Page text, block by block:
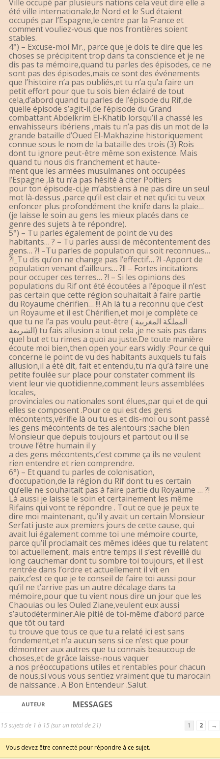
Ville occupé par plusieurs nations cela veut dire elle a
été ville internationale,le Nord et le Sud étaient
occupés par l’Espagne,le centre par la France et
comment vouliez-vous que nos frontières soient
stables.
4°) – Excuse-moi Mr., parce que je dois te dire que les
choses se précipitent trop dans ta conscience et je ne
dis pas ta mémoire,quand tu parles des épisodes, ce ne
sont pas des épisodes,mais ce sont des événements
que l’histoire n’a pas oubliés,et tu n’a qu’a faire un
petit effort pour que tu sois bien éclairé de tout
cela,d’abord quand tu parles de l’épisode du Rif,de
quelle épisode s’agit-il,de l’épisode du Grand
combattant Abdelkrim El-Khatib lorsqu’il a chassé les
envahisseurs ibériens ,mais tu n’a pas dis un mot de la
grande bataille d’Oued El-Makhazine historiquement
connue sous le nom de la bataille des trois (3) Rois
dont tu ignore peut-être même son existence. Mais
quand tu nous dis franchement et haute-
ment que les armées musulmanes ont occupées
l’Espagne ,là tu n’a pas hésité à citer Poitiers
pour ton épisode-ci,je m’abstiens à ne pas dire un seul
mot là-dessus ,parce qu’il est clair et net qu’ici tu veux
enfoncer plus profondément the knife dans la plaie…
(je laisse le soin au gens les mieux placés dans ce
genre des sujets à te répondre).
5°) – Tu parles également de point de vu des
habitants… ? – Tu parles aussi de mécontentement des
gens… ?! –Tu parles de population qui soit reconnues…
?!_Tu dis qu’on ne change pas l’effectif… ?! -Apport de
population venant d’ailleurs… ?!! – Fortes incitations
pour occuper ces terres… ?! – Si les opinions des
populations du Rif ont été écoutées a l’époque il n’est
pas certain que cette région souhaitait à faire partie
du Royaume chérifien… !!! Ah là tu a reconnu que c’est
un Royaume et il est Chérifien,et moi je complète ce
que tu ne l’a pas voulu peut-être ( المملكة المغربية
الشريفة) tu fais allusion a tout cela ,je ne sais pas dans
quel but et tu rimes a quoi au juste.De toute manière
écoute moi bien,then open your ears widly :Pour ce qui
concerne le point de vu des habitants auxquels tu fais
allusion,il a été dit, fait et entendu,tu n’a qu’à faire une
petite foulée sur place pour constater comment ils
vient leur vie quotidienne,comment leurs assemblées
locales,
provinciales ou nationales sont élues,par qui et de qui
elles se composent .Pour ce qui est des gens
mécontents,vérifie là ou tu es et dis-moi ou sont passé
les gens mécontents de tes alentours ;sache bien
Monsieur que depuis toujours et partout ou il se
trouve l’être humain il y
a des gens mécontents,c’est comme ça ils ne veulent
rien entendre et rien comprendre.
6°) – Et quand tu parles de colonisation,
d’occupation,de la région du Rif dont tu es certain
qu’elle ne souhaitait pas à faire partie du Royaume … ?!
Là aussi je laisse le soin et certainement les même
Rifains qui vont te répondre . Tout ce que je peux te
dire moi maintenant, qu’il y avait un certain Monsieur
Serfati juste aux premiers jours de cette cause, qui
avait lui également comme toi une mémoire courte,
parce qu’il proclamait ces mêmes idées que tu relatent
toi actuellement, mais entre temps il s’est réveillé du
long cauchemar dont tu sombre toi toujours, et il est
rentrée dans l’ordre et actuellement il vit en
paix,c’est ce que je te conseil de faire toi aussi pour
qu’il ne t’arrive pas un autre décalage dans ta
mémoire,pour que tu vient nous dire un jour que les
Chaouias ou les Ouled Ziane,veulent eux aussi
s’autodéterminer.Aie pitié de toi-même d’abord parce
que tôt ou tard
tu trouve que tous ce que tu a relaté ici est sans
fondement,et n’a aucun sens si ce n’est que pour
démontrer aux autres que tu connais beaucoup de
choses,et de grâce laisse-nous vaquer
a nos préoccupations utiles et rentables pour chacun
de nous,si vous vous sentiez vraiment que tu marocain
de naissance . A Bon Entendeur .Salut.
AUTEUR MESSAGES
15 sujets de 1 à 15 (sur un total de 21) 1 2 →
Vous devez être connecté pour répondre à ce sujet.